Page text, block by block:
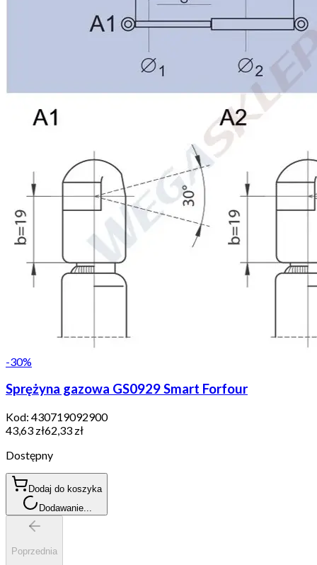
-30%
Sprężyna gazowa GS0929 Smart Forfour
Kod: 430719092900
43,63 zł62,33 zł
Dostępny
Dodaj do koszyka
Dodawanie...
Poprzednia